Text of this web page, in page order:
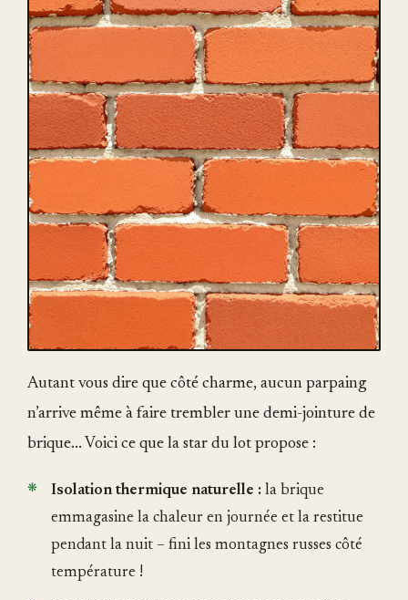
Autant vous dire que côté charme, aucun parpaing
n’arrive même à faire trembler une demi-jointure de
brique... Voici ce que la star du lot propose :
Isolation thermique naturelle : la brique
emmagasine la chaleur en journée et la restitue
pendant la nuit – fini les montagnes russes côté
température !